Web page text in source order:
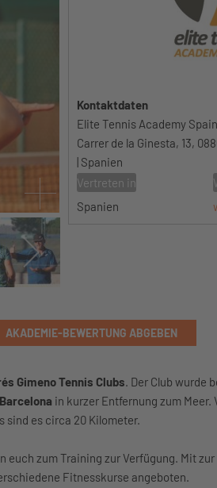
Kontaktdaten
Elite Tennis Academy Spain
Carrer de la Ginesta, 13,
| Spanien
Vertreten in
Spanien
AKADEMIE-BEWERTUNG ABGEBEN
Gimeno Tennis Clubs. Der Club wurde
in kurzer Entfernung zum Meer.
sind es circa 20 Kilometer.
euch zum Training zur Verfügung. Mit
Fitnesskurse angeboten.